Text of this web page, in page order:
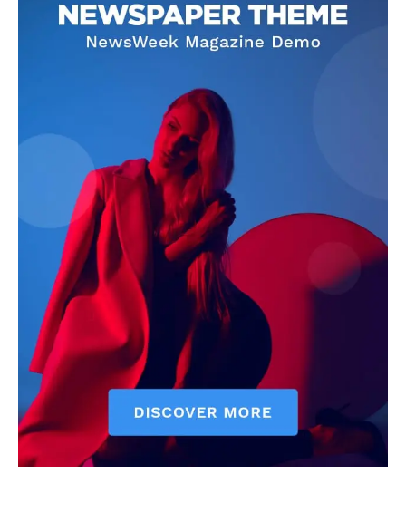
DOWNLOAD NOW
AIN NEWS 1
Contact Us
About Us
Privacy Policy
Terms of Use Agreement
Facebook
X WhatsApp
Share